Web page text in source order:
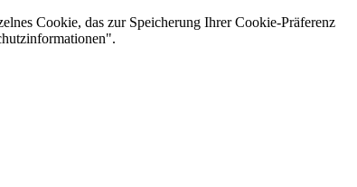
Cookie, das zur Speicherung Ihrer Cookie-Präferenz